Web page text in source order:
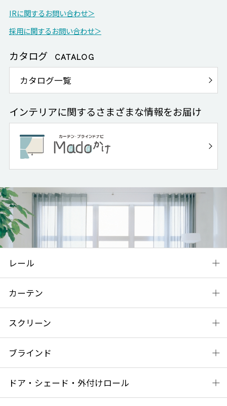
IRに関するお問い合わせ＞
採用に関するお問い合わせ＞
カタログ CATALOG
カタログ一覧
インテリアに関するさまざまな情報をお届け
レール
カーテン
スクリーン
ブラインド
ドア・シェード・外付けロール